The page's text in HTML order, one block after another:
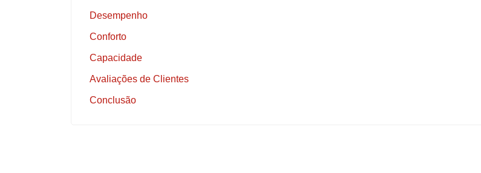
Desempenho
Conforto
Capacidade
Avaliações de Clientes
Conclusão